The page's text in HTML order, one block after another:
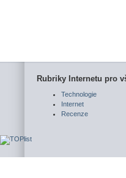
Rubriky Internetu pro
Technologie
Internet
Recenze